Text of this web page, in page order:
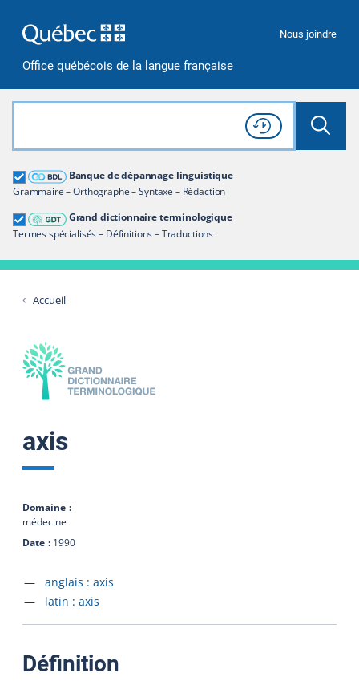
Office québécois de la langue française
Nous joindre
Rechercher dans tout le site
Lancer
Consulter l'
Historique
de recherche
Banque de dépannage linguistique
Grammaire – Orthographe – Syntaxe – Rédaction
Grand dictionnaire terminologique
Termes spécialisés – Définitions – Traductions
Grand dictionnaire terminologique
Restreindre aux termes
Accueil
axis
Domaine
médecine
Date
1990
Accéder à la fiche en
anglais : axis
Accéder à la fiche en
latin : axis
Définition